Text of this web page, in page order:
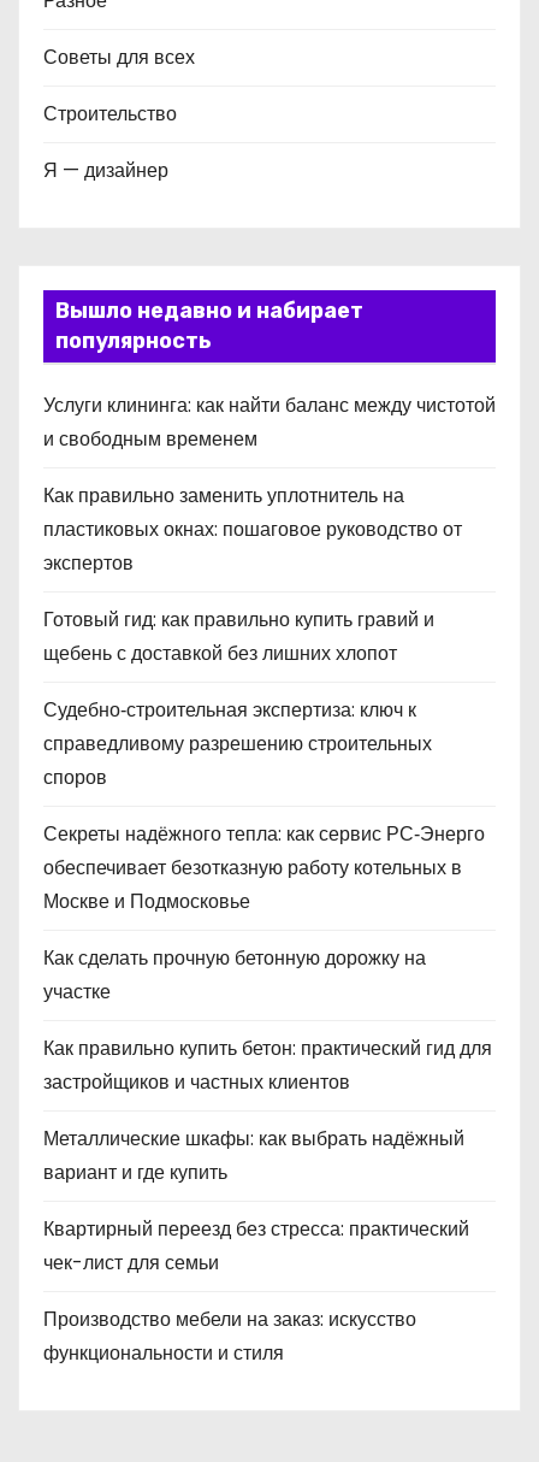
Советы для всех
Строительство
Я — дизайнер
Вышло недавно и набирает
популярность
Услуги клининга: как найти баланс между чистотой
и свободным временем
Как правильно заменить уплотнитель на
пластиковых окнах: пошаговое руководство от
экспертов
Готовый гид: как правильно купить гравий и
щебень с доставкой без лишних хлопот
Судебно‑строительная экспертиза: ключ к
справедливому разрешению строительных
споров
Секреты надёжного тепла: как сервис РС‑Энерго
обеспечивает безотказную работу котельных в
Москве и Подмосковье
Как сделать прочную бетонную дорожку на
участке
Как правильно купить бетон: практический гид для
застройщиков и частных клиентов
Металлические шкафы: как выбрать надёжный
вариант и где купить
Квартирный переезд без стресса: практический
чек-лист для семьи
Производство мебели на заказ: искусство
функциональности и стиля